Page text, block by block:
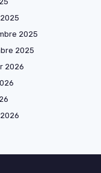
2025
2025
2026